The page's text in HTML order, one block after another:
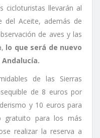
cicloturistas llevarán al
del Aceite, además de
de aves y las
lo que será de nuevo
de las Sierras
de 8 euros por
y 10 euros para
gratuito para los más
realizar la reserva a